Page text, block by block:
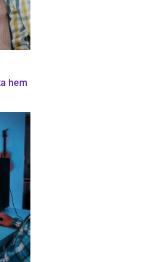
hem